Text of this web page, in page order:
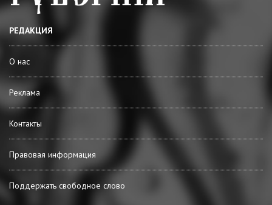
РЕДАКЦИЯ
О нас
Реклама
Контакты
Правовая информация
Поддержать свободное слово